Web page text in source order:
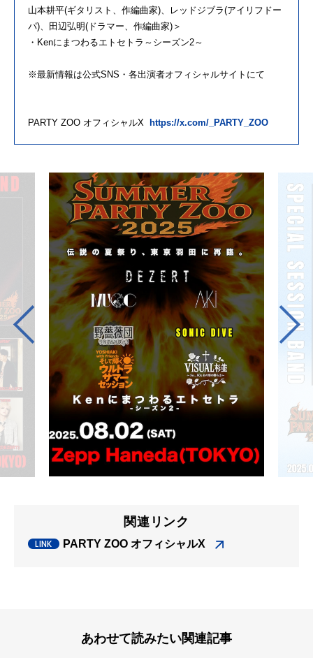
山本耕平(ギタリスト、作編曲家)、レッドジブラ(アイリフドー
パ)、田辺弘明(ドラマー、作編曲家)＞
・Kenにまつわるエトセトラ～シーズン2～
※最新情報は公式SNS・各出演者オフィシャルサイトにて
PARTY ZOO オフィシャルX https://x.com/_PARTY_ZOO
関連リンク
PARTY ZOO オフィシャルX
あわせて読みたい関連記事